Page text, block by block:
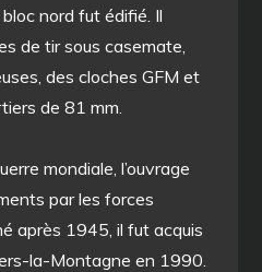
nord fut édifié. Il
de tir sous casemate,
des cloches GFM et
de 81 mm.
mondiale, l’ouvrage
par les forces
après 1945, il fut acquis
la-Montagne en 1990.